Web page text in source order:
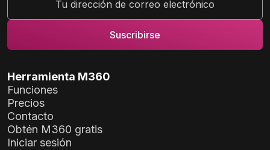
Herramienta M360
Funciones
Precios
Contacto
Obtén M360 gratis
Iniciar sesión